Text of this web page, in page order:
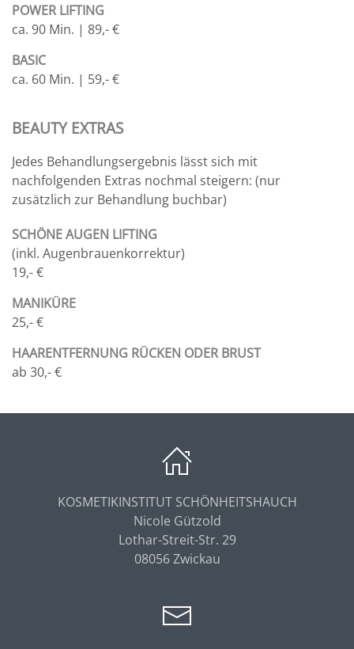
POWER LIFTING
ca. 90 Min. | 89,- €
BASIC
ca. 60 Min. | 59,- €
BEAUTY EXTRAS
Jedes Behandlungsergebnis lässt sich mit
nachfolgenden Extras nochmal steigern: (nur
zusätzlich zur Behandlung buchbar)
SCHÖNE AUGEN LIFTING
(inkl. Augenbrauenkorrektur)
19,- €
MANIKÜRE
25,- €
HAARENTFERNUNG RÜCKEN ODER BRUST
ab 30,- €
KOSMETIKINSTITUT SCHÖNHEITSHAUCH
Nicole Gützold
Lothar-Streit-Str. 29
08056 Zwickau